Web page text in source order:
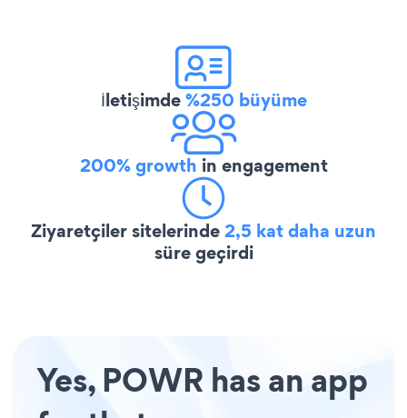
İletişimde%250 büyüme
200% growth in engagement
Ziyaretçiler sitelerinde2,5 kat daha uzun
süre geçirdi
Yes, POWR has an app